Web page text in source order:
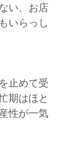
い、お店
いらっし
止めて受
期はほと
性が一気